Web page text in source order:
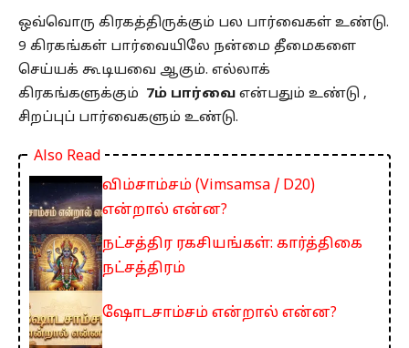
ஒவ்வொரு கிரகத்திருக்கும் பல பார்வைகள் உண்டு.
9 கிரகங்கள் பார்வையிலே நன்மை தீமைகளை
செய்யக் கூடியவை ஆகும். எல்லாக்
கிரகங்களுக்கும் 7ம் பார்வை என்பதும் உண்டு ,
சிறப்புப் பார்வைகளும் உண்டு.
Also Read
விம்சாம்சம் (Vimsamsa / D20)
என்றால் என்ன?
நட்சத்திர ரகசியங்கள்: கார்த்திகை
நட்சத்திரம்
ஷோடசாம்சம் என்றால் என்ன?